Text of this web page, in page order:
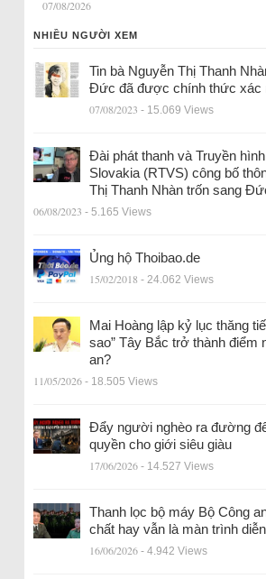
07/08/2026
NHIỀU NGƯỜI XEM
Tin bà Nguyễn Thị Thanh
Đức đã được chính thức xác
07/08/2023 - 15.069 Views
Đài phát thanh và Truyền
Slovakia (RTVS) công bố
Thị Thanh Nhàn trốn sang
06/08/2023 - 5.165 Views
Ủng hộ Thoibao.de
15/02/2018 - 24.062 Views
Mai Hoàng lập kỷ lục thăng
sao” Tây Bắc trở thành điểm
an?
11/05/2026 - 18.505 Views
Đẩy người nghèo ra đường
quyền cho giới siêu giàu
17/06/2026 - 14.527 Views
Thanh lọc bộ máy Bộ Công
chất hay vẫn là màn trình
16/06/2026 - 4.942 Views